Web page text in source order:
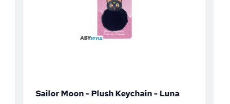
Sailor Moon - Plush Keychain - Luna